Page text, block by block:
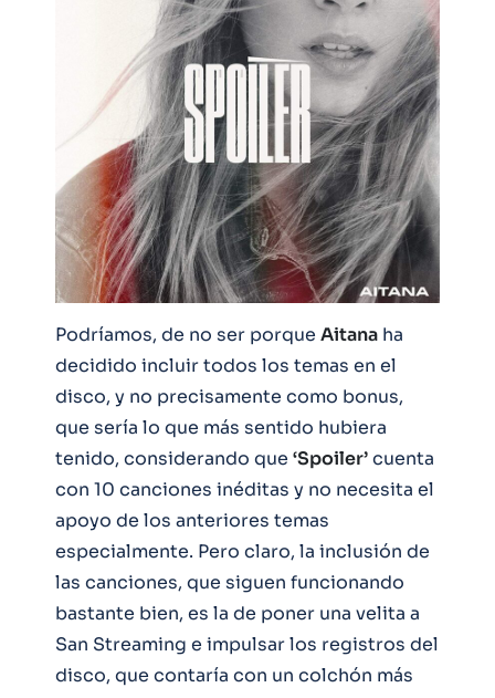
Podríamos, de no ser porque Aitana ha
decidido incluir todos los temas en el
disco, y no precisamente como bonus,
que sería lo que más sentido hubiera
tenido, considerando que ‘Spoiler’cuenta
con 10 canciones inéditas y no necesita el
apoyo de los anteriores temas
especialmente. Pero claro, la inclusión de
las canciones, que siguen funcionando
bastante bien, es la de poner una velita a
San Streaming e impulsar los registros del
disco, que contaría con un colchón más